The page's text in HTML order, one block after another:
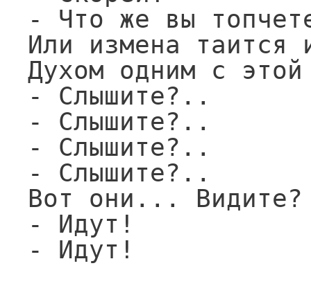
- Что же вы
Или измена таится
Духом одним с этой
- Слышите?..
- Слышите?..
- Слышите?..
- Слышите?..
Вот они...
- Идут!
- Идут!